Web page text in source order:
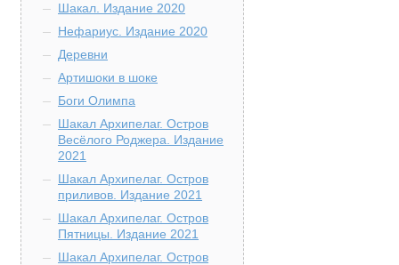
Шакал. Издание 2020
Нефариус. Издание 2020
Деревни
Артишоки в шоке
Боги Олимпа
Шакал Архипелаг. Остров
Весёлого Роджера. Издание
2021
Шакал Архипелаг. Остров
приливов. Издание 2021
Шакал Архипелаг. Остров
Пятницы. Издание 2021
Шакал Архипелаг. Остров